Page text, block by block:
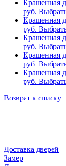
Крашенная
руб.
Крашенная
руб.
Крашенная
руб.
Крашенная
руб.
Крашенная
руб.
Возврат к списку
Доставка дверей
Замер